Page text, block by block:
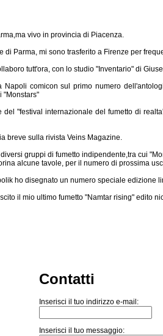
vivo in provincia di Piacenza.
di Parma, mi sono trasferito a Firenze per
tutt'ora, con lo studio "Inventario" di
Napoli comicon sul primo numero
"Monstars"
del "festival internazionale del fumetto di
breve sulla rivista Veins Magazine.
gruppi di fumetto indipendente,tra cui
alcune tavole, per il numero di prossima
ho disegnato un numero speciale edizione
il mio ultimo fumetto "Namtar rising" edito
Contatti
Inserisci il tuo indirizzo e-mail:
Inserisci il tuo messaggio: